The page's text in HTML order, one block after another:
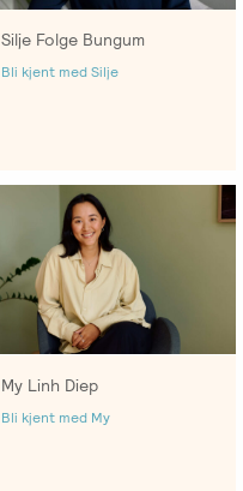
Silje Folge Bungum
Bli kjent med Silje
My Linh Diep
Bli kjent med My